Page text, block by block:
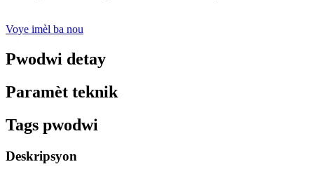
Voye imèl ba nou
Pwodwi detay
Paramèt teknik
Tags pwodwi
Deskripsyon